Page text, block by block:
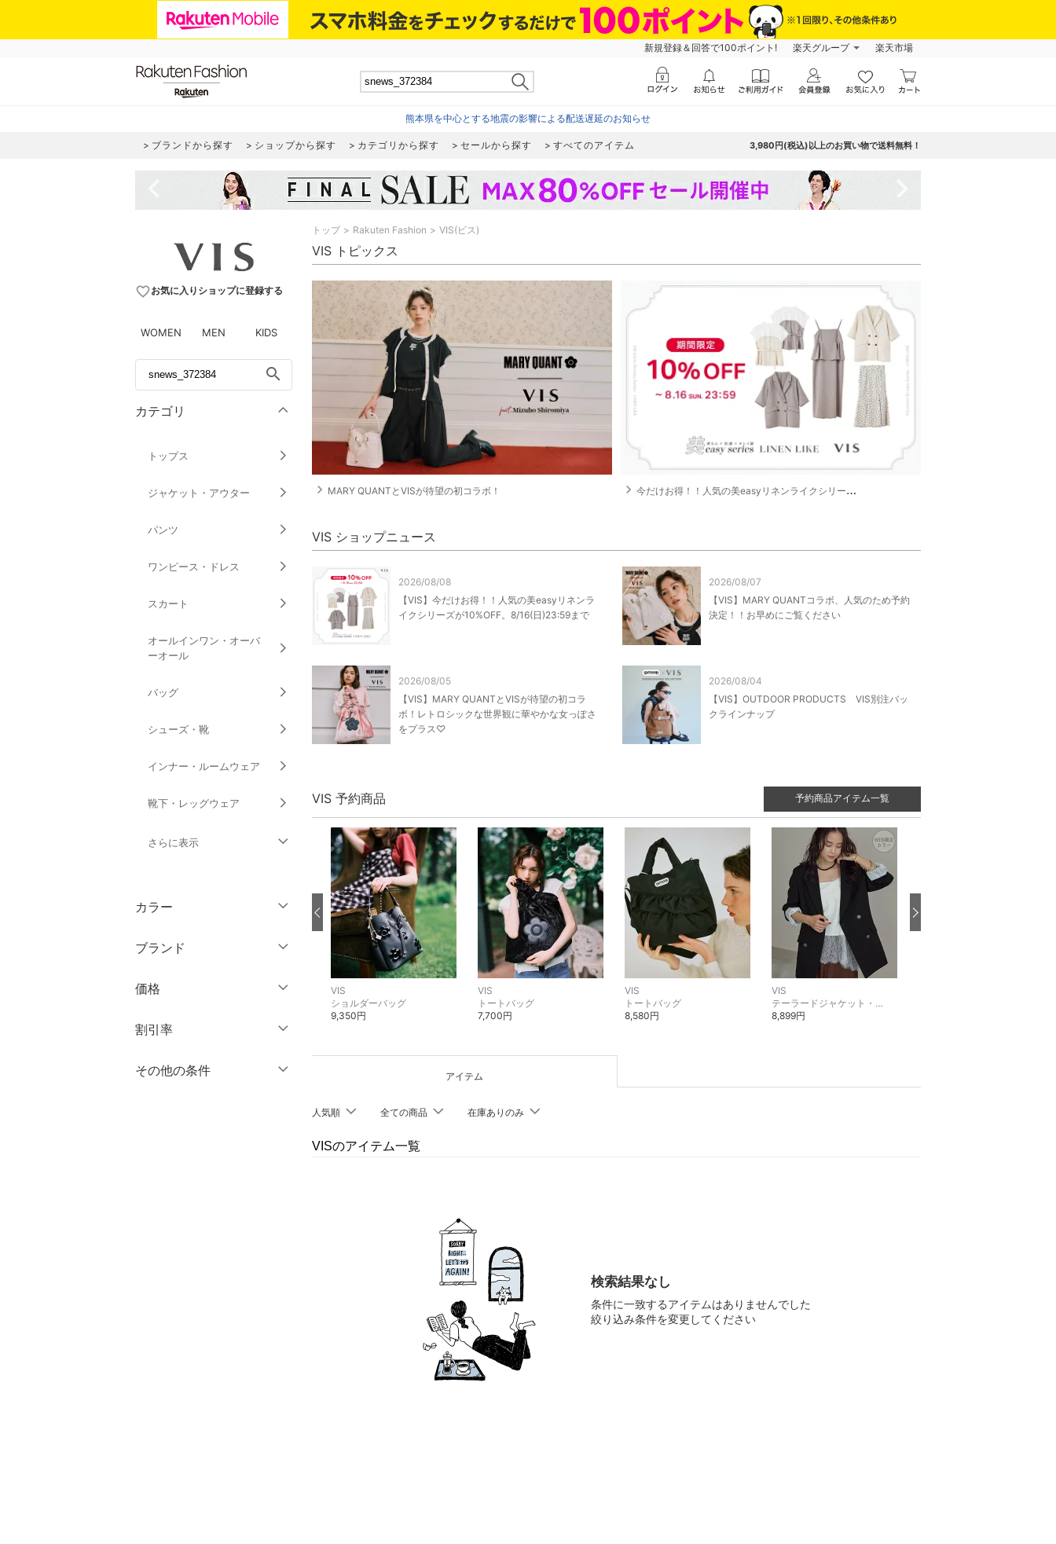
新規登録＆回答で100ポイント! 楽天グループ 楽天市場
熊本県を中心とする地震の影響による配送遅延のお知らせ
ブランドから探す ショップから探す カテゴリから探す セールから探す すべてのアイテム 3,980円(税込)以上のお買い物で送料無料！
favorite_borderお気に入りショップに登録する
WOMEN MEN KIDS
search
カテゴリ
トップス
ジャケット・アウター
パンツ
ワンピース・ドレス
スカート
オールインワン・オーバ
ーオール
バッグ
シューズ・靴
インナー・ルームウェア
靴下・レッグウェア
さらに表示
アクセサリー・腕時計
財布・ポーチ・ケース
帽子
ヘアアクセサリー
マタニティウェア・ベビ
ー用品
カラー
クリア
ブランド
価格
絞り込み
割引率
％OFF～ ％OFF
その他の条件
トップ Rakuten Fashion VIS(ビス)
VIS トピックス
navigate_next MARY QUANTとVISが待望の初コラボ！ navigate_next 今だけお得！！人気の美easyリネンライクシリーズが10%OFF♡
VIS ショップニュース
2026/08/08
【VIS】今だけお得！！人気の美easyリネンラ
イクシリーズが10%OFF。8/16(日)23:59まで
2026/08/07
【VIS】MARY QUANTコラボ、人気のため予約
決定！！お早めにご覧ください
2026/08/05
【VIS】MARY QUANTとVISが待望の初コラ
ボ！レトロシックな世界観に華やかな女っぽさ
をプラス♡
2026/08/04
【VIS】OUTDOOR PRODUCTS VIS別注バッ
クラインナップ
VIS 予約商品 予約商品アイテム一覧
VIS
ショルダーバッグ
9,350円
VIS
トートバッグ
7,700円
VIS
トートバッグ
8,580円
VIS
テーラードジャケット・ブレザー
8,899円
アイテム
人気順 全ての商品 在庫ありのみ
VISのアイテム一覧
検索結果なし
条件に一致するアイテムはありませんでした
絞り込み条件を変更してください